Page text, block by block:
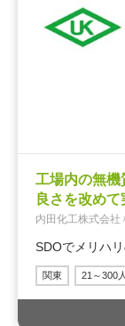
工場内の無機
良さを改めて
内田化工株式会社
SDOでメリハ
関東 21～300人